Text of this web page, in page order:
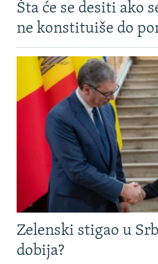
Šta će se desiti ako
ne konstituiše do
Zelenski stigao u
dobija?